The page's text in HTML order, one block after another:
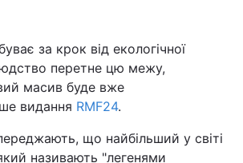
за крок від екологічної
перетне цю межу,
масив буде вже
видання RMF24.
що найбільший у світі
називають "легенями